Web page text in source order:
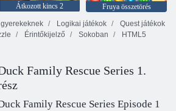
Átkozott kincs 2
Fruya összetörés
Logikai játékok
Quest játékok
Érintőkijelző Sokoban
HTML5
Family Rescue Series 1.
Family Rescue Series Episode 1